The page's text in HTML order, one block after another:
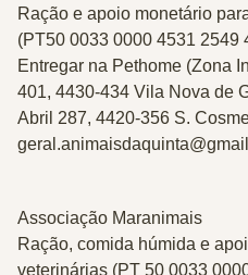
Ração e apoio monetário
(PT50 0033 0000 4531 2549
Entregar na Pethome (Zona
401, 4430-434 Vila Nova de
Abril 287, 4420-356 S.
Associação Maranimais
Ração, comida húmida e
veterinárias (PT 50 0033